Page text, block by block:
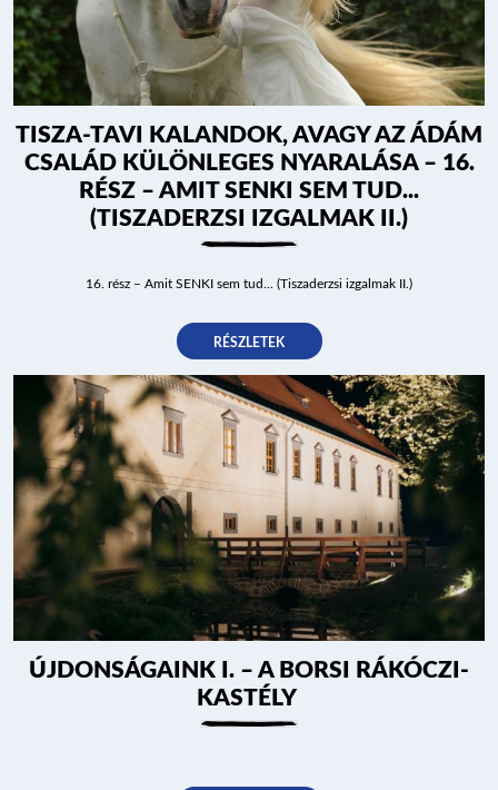
TISZA-TAVI KALANDOK, AVAGY AZ ÁDÁM
CSALÁD KÜLÖNLEGES NYARALÁSA – 16.
RÉSZ – AMIT SENKI SEM TUD...
(TISZADERZSI IZGALMAK II.)
16. rész – Amit SENKI sem tud... (Tiszaderzsi izgalmak II.)
RÉSZLETEK
ÚJDONSÁGAINK I. – A BORSI RÁKÓCZI-
KASTÉLY